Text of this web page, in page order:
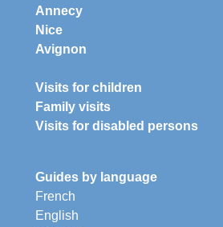
Annecy
Nice
Avignon
Visits for children
Family visits
Visits for disabled persons
Guides by language
French
English